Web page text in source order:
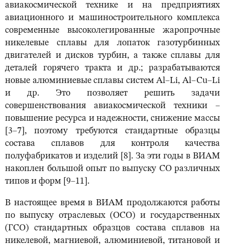
авиакосмической технике и на предприятиях
авиационного и машиностроительного комплекса
современные высоколегированные жаропрочные
никелевые сплавы для лопаток газотурбинных
двигателей и дисков турбин, а также сплавы для
деталей горячего тракта и др.; разрабатываются
новые алюминиевые сплавы систем Al–Li, Al–Cu–Li
и др. Это позволяет решить задачи
совершенствования авиакосмической техники –
повышение ресурса и надежности, снижение массы
[3–7], поэтому требуются стандартные образцы
состава сплавов для контроля качества
полуфабрикатов и изделий [8]. За эти годы в ВИАМ
накоплен большой опыт по выпуску СО различных
типов и форм [9–11].
В настоящее время в ВИАМ продолжаются работы
по выпуску отраслевых (ОСО) и государственных
(ГСО) стандартных образцов состава сплавов на
никелевой, магниевой, алюминиевой, титановой и